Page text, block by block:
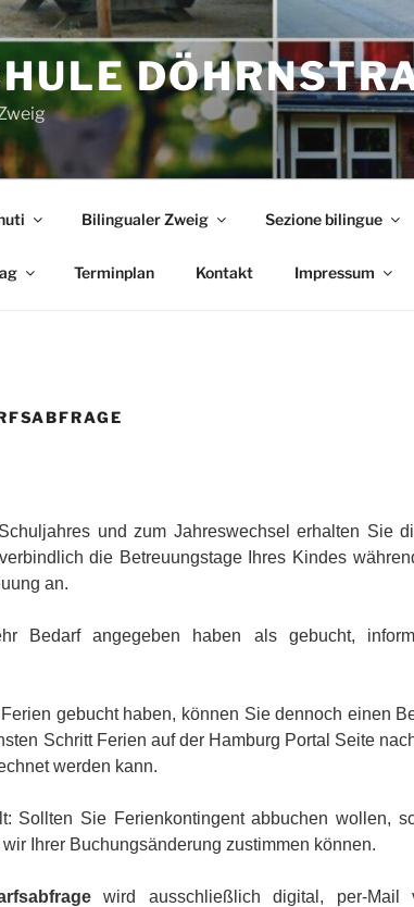
Bilingualer Zweig Sezione bilingue
Terminplan Kontakt Impressum
und zum Jahreswechsel erhalten Sie
die Betreuungstage Ihres Kindes
an.
Bedarf angegeben haben als gebucht,
gebucht haben, können Sie dennoch einen
Schritt Ferien auf der Hamburg Portal Seite
werden kann.
Sollten Sie Ferienkontingent abbuchen wollen,
Ihrer Buchungsänderung zustimmen können.
wird ausschließlich digital, per-Mail